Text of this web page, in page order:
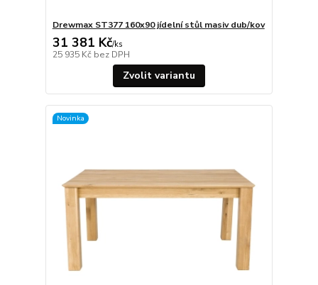
Drewmax ST377 160x90 jídelní stůl masiv dub/kov
31 381 Kč/ks
25 935 Kč bez DPH
Zvolit variantu
Novinka